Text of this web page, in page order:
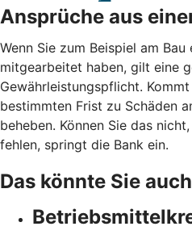
Ansprüche aus
Wenn Sie zum Beispiel am Bau
mitgearbeitet haben, gilt eine
Gewährleistungspflicht.
bestimmten Frist zu Schäden
beheben. Können Sie das
fehlen, springt die Bank ein.
Das könnte Sie